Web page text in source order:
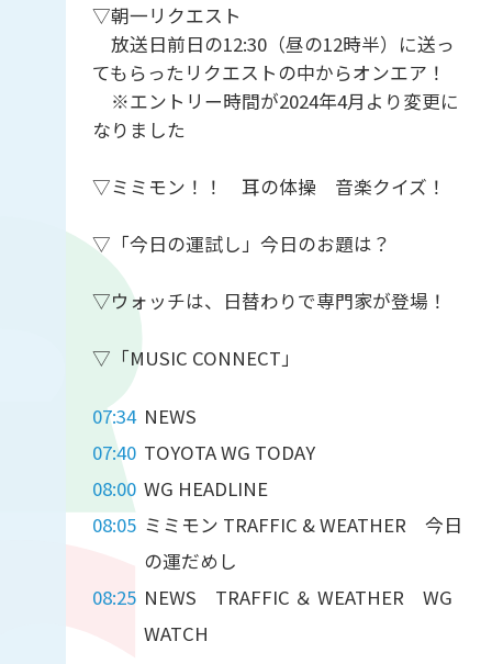
▽朝一リクエスト
放送日前日の12:30（昼の12時半）に送っ
てもらったリクエストの中からオンエア！
※エントリー時間が2024年4月より変更に
なりました
▽ミミモン！！ 耳の体操 音楽クイズ！
▽「今日の運試し」今日のお題は？
▽ウォッチは、日替わりで専門家が登場！
▽「MUSIC CONNECT」
07:34 NEWS
07:40 TOYOTA WG TODAY
08:00 WG HEADLINE
08:05 ミミモン TRAFFIC & WEATHER 今日
の運だめし
08:25 NEWS TRAFFIC ＆ WEATHER WG
WATCH